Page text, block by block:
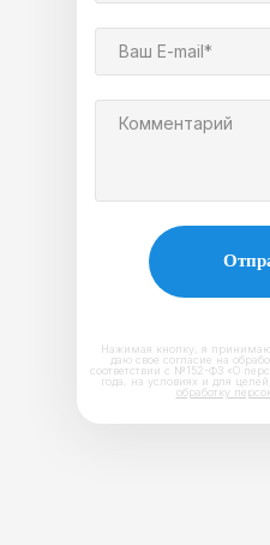
Ваш E-mail*
Комментарий
Нажимая кнопку, я
даю свое согласие на
соответствии с №152-ФЗ «О
года, на условиях и для
обработку